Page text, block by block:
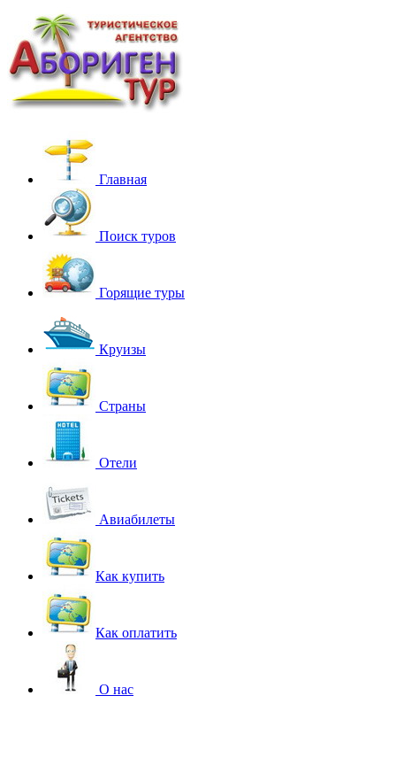
Главная
Поиск туров
Горящие туры
Круизы
Страны
Отели
Авиабилеты
Как купить
Как оплатить
О нас